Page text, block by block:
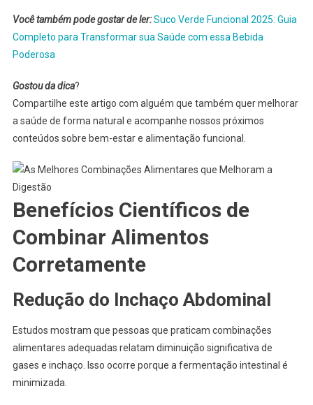
Você também pode gostar de ler:Suco Verde Funcional 2025: Guia
Completo para Transformar sua Saúde com essa Bebida
Poderosa
Gostou da dica?
Compartilhe este artigo com alguém que também quer melhorar
a saúde de forma natural e acompanhe nossos próximos
conteúdos sobre bem-estar e alimentação funcional.
Benefícios Científicos de
Combinar Alimentos
Corretamente
Redução do Inchaço Abdominal
Estudos mostram que pessoas que praticam combinações
alimentares adequadas relatam diminuição significativa de
gases e inchaço. Isso ocorre porque a fermentação intestinal é
minimizada.